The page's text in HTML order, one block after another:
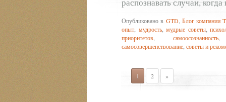
распознавать случаи,
Опубликовано в GTD, Блог компании
опыт, мудрость, мудрые советы,
приоритетов,самоосознанность
самосовершенствование,советы и
1 2 »